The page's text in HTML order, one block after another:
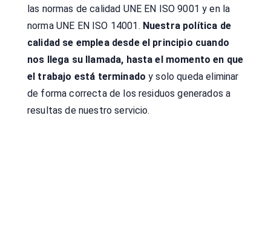
las normas de calidad UNE EN ISO 9001 y en la
norma UNE EN ISO 14001. Nuestra política de
calidad se emplea desde el principio cuando
nos llega su llamada, hasta el momento en que
el trabajo está terminado y solo queda eliminar
de forma correcta de los residuos generados a
resultas de nuestro servicio.